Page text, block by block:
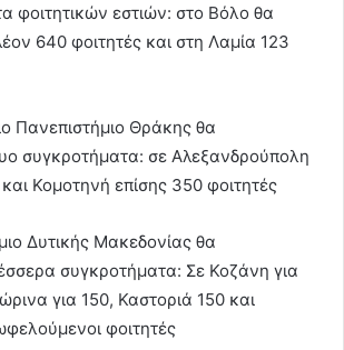
φοιτητικών εστιών: στο Βόλο θα
640 φοιτητές και στη Λαμία 123
Πανεπιστήμιο Θράκης θα
συγκροτήματα: σε Αλεξανδρούπολη
Κομοτηνή επίσης 350 φοιτητές
Δυτικής Μακεδονίας θα
συγκροτήματα: Σε Κοζάνη για
για 150, Καστοριά 150 και
φοιτητές